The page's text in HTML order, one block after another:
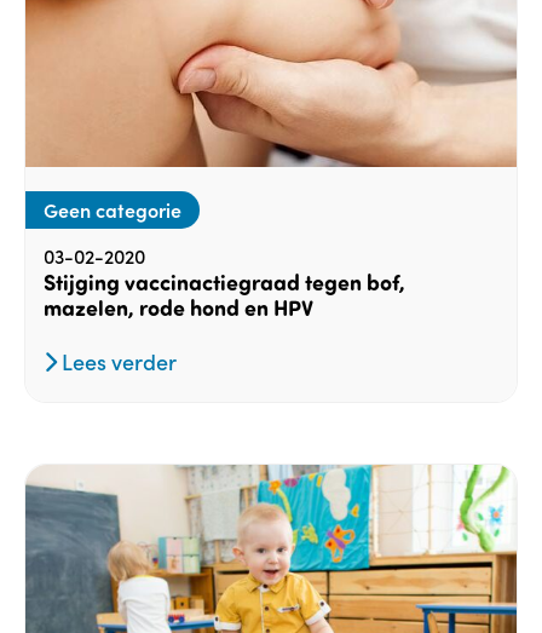
Geen categorie
03-02-2020
Stijging vaccinactiegraad tegen bof,
mazelen, rode hond en HPV
Lees verder